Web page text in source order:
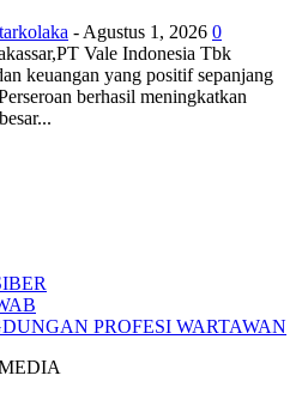
- Agustus 1, 2026 0
Vale Indonesia Tbk
keuangan yang positif sepanjang
berhasil meningkatkan
PROFESI WARTAWAN